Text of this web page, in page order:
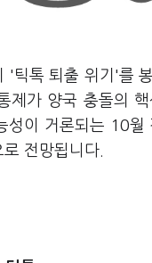
'틱톡 퇴출 위기'를
제가 양국 충돌의
이 거론되는 10월
전망됩니다.